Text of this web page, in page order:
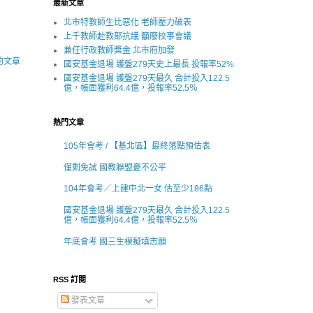
文章
最新文章
北市特教師生比惡化 老師壓力破表
上千教師赴教部抗議 籲廢校事會議
兼任行政教師獎金 北市府加發
國安基金退場 護盤279天史上最長 投報率52%
國安基金退場 護盤279天最久 合計投入122.5
億，帳面獲利64.4億，投報率52.5％
熱門文章
105年會考 / 【基北區】最終落點預估表
僅剩免試 國教聯盟憂不公平
104年會考／上建中北一女 估至少186點
國安基金退場 護盤279天最久 合計投入122.5
億，帳面獲利64.4億，投報率52.5％
年底會考 國三生模擬填志願
RSS 訂閱
發表文章